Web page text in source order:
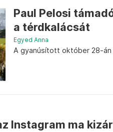
Paul Pelosi
a térdkalácsát
Egyed Anna
A gyanúsított október 28-án
Instagram ma